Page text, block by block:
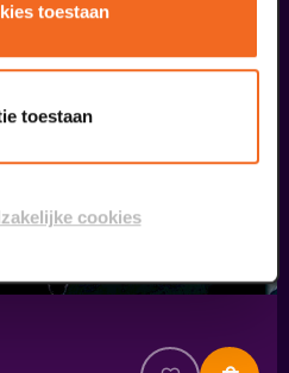
toestaan
toestaan
cookies